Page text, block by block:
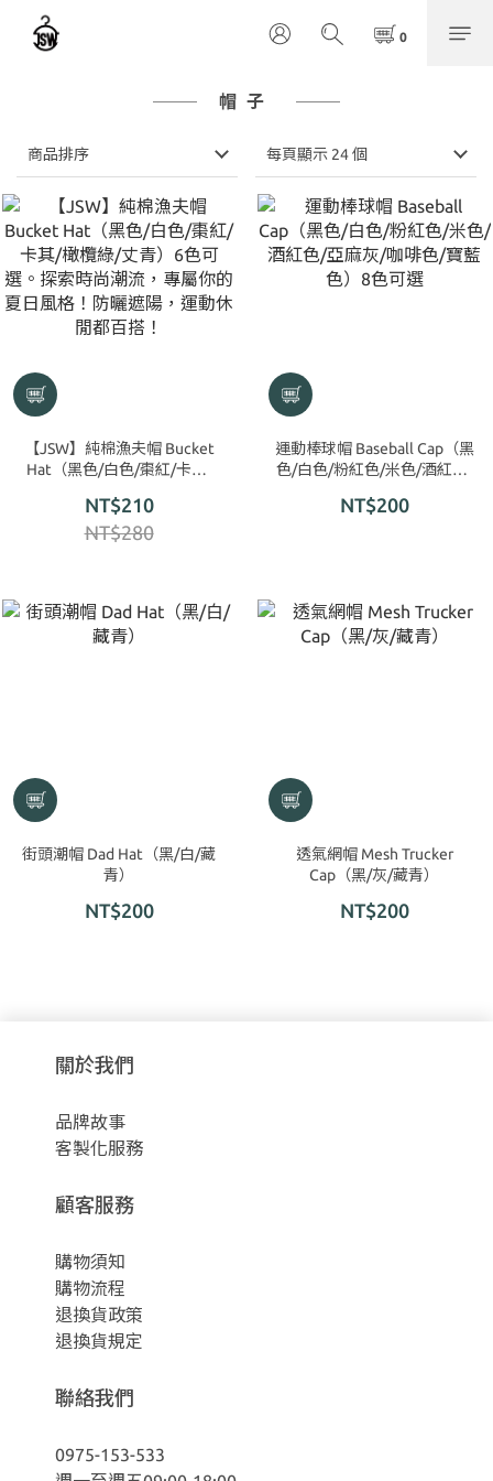
帽子
商品排序 每頁顯示 24 個
【JSW】純棉漁夫帽 Bucket
Hat（黑色/白色/棗紅/卡其/
時尚潮流，專屬你的夏日風
格！防曬遮陽，運動休閒都百
NT$210
NT$280
運動棒球帽 Baseball Cap（黑
色/白色/粉紅色/米色/酒紅色/
可選
NT$200
街頭潮帽 Dad Hat（黑/白/藏
青）
NT$200
透氣網帽 Mesh Trucker
Cap（黑/灰/藏青）
NT$200
關於我們
品牌故事
客製化服務
顧客服務
購物須知
購物流程
退換貨政策
退換貨規定
聯絡我們
0975-153-533